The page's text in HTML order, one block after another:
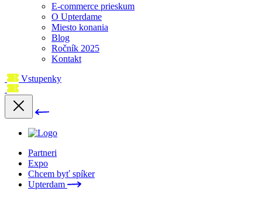
E-commerce prieskum
O Upterdame
Miesto konania
Blog
Ročník 2025
Kontakt
Vstupenky
Partneri
Expo
Chcem byť spíker
Upterdam